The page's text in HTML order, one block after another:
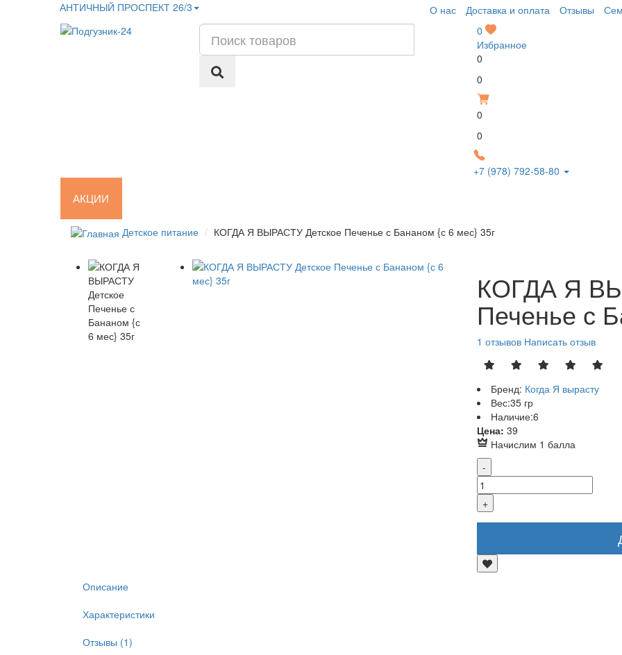
АНТИЧНЫЙ ПРОСПЕКТ 26/3 О нас Доставка и оплата Отзывы
0
Избранное
0
0
0
0
+7 (978) 792-58-80
АКЦИИ
Детское питание КОГДА Я ВЫРАСТУ Детское Печенье с Бананом {с 6 мес} 35г
КОГДА Я
Печенье с
1 отзывов Написать отзыв
Бренд: Когда Я вырасту
Вес:35 гр
Наличие:6
Цена: 39
Начислим 1 балла
Описание
Характеристики
Отзывы (1)